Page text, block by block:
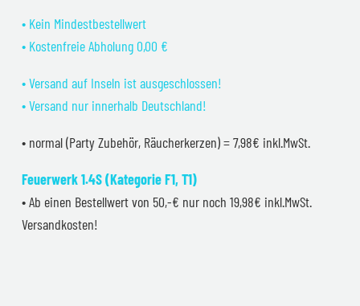
• Kein Mindestbestellwert
• Kostenfreie Abholung 0,00 €
• Versand auf Inseln ist ausgeschlossen!
• Versand nur innerhalb Deutschland!
• normal (Party Zubehör, Räucherkerzen) = 7,98€ inkl.MwSt.
Feuerwerk 1.4S (Kategorie F1, T1)
• Ab einen Bestellwert von 50,-€ nur noch 19,98€ inkl.MwSt.
Versandkosten!